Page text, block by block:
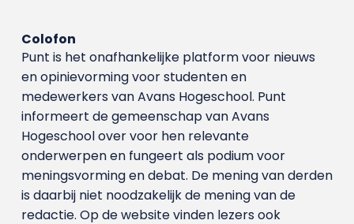
Colofon
Punt is het onafhankelijke platform voor nieuws
en opinievorming voor studenten en
medewerkers van Avans Hoge­school. Punt
informeert de gemeenschap van Avans
Hogeschool over voor hen relevante
onderwerpen en fungeert als podium voor
meningsvorming en debat. De mening van derden
is daarbij niet noodzakelijk de mening van de
redactie. Op de website vinden lezers ook